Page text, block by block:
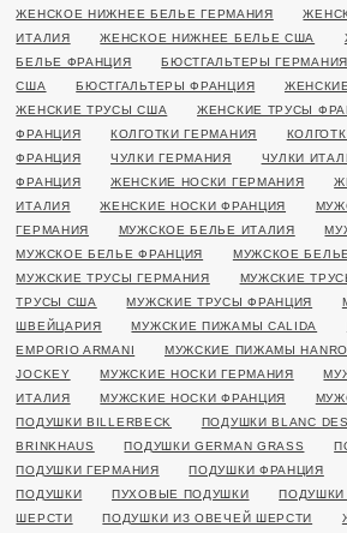
ЖЕНСКОЕ НИЖНЕЕ БЕЛЬЕ ГЕРМАНИЯ
ИТАЛИЯ
ЖЕНСКОЕ НИЖНЕЕ БЕЛЬЕ США
БЕЛЬЕ ФРАНЦИЯ
БЮСТГАЛЬТЕРЫ ГЕРМАНИЯ
США
БЮСТГАЛЬТЕРЫ ФРАНЦИЯ
ЖЕНСКИЕ ТРУСЫ США
ЖЕНСКИЕ ТРУСЫ
ФРАНЦИЯ
КОЛГОТКИ ГЕРМАНИЯ
ФРАНЦИЯ
ЧУЛКИ ГЕРМАНИЯ ЧУЛКИ
ФРАНЦИЯ
ЖЕНСКИЕ НОСКИ ГЕРМАНИЯ
ИТАЛИЯ
ЖЕНСКИЕ НОСКИ ФРАНЦИЯ
ГЕРМАНИЯ
МУЖСКОЕ БЕЛЬЕ ИТАЛИЯ
МУЖСКОЕ БЕЛЬЕ ФРАНЦИЯ
МУЖСКОЕ
МУЖСКИЕ ТРУСЫ ГЕРМАНИЯ
МУЖСКИЕ
ТРУСЫ США
МУЖСКИЕ ТРУСЫ ФРАНЦИЯ
ШВЕЙЦАРИЯ
МУЖСКИЕ ПИЖАМЫ CALIDA
EMPORIO ARMANI
МУЖСКИЕ ПИЖАМЫ HANRO
JOCKEY
МУЖСКИЕ НОСКИ ГЕРМАНИЯ
ИТАЛИЯ
МУЖСКИЕ НОСКИ ФРАНЦИЯ
ПОДУШКИ BILLERBECK
ПОДУШКИ BLANC
BRINKHAUS
ПОДУШКИ GERMAN GRASS
ПОДУШКИ ГЕРМАНИЯ
ПОДУШКИ ФРАНЦИЯ
ПОДУШКИ
ПУХОВЫЕ ПОДУШКИ
ШЕРСТИ
ПОДУШКИ ИЗ ОВЕЧЕЙ ШЕРСТИ